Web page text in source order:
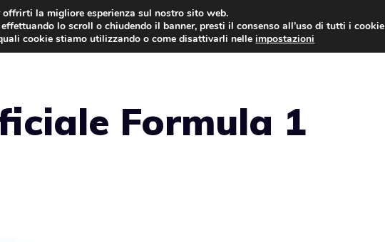
AUTO NEWS
Formula 1
la migliore esperienza sul nostro sito web.
lo scroll o chiudendo il banner, presti il consenso all’uso di tutti i cookie
cookie stiamo utilizzando o come disattivarli nelleimpostazioni